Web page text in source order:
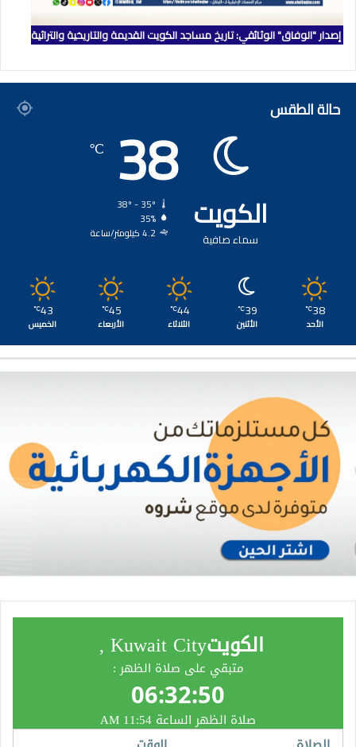
إصدار "الوفاق" الوثائقي: تاريخ مساجد الكويت القديمة والتاريخية والتراثية
حالة الطقس
الكويت
سماء صافية
38
℃
35%
4.2 كيلومتر/ساعة
38
℃
الأحد
39
℃
الأثنين
44
℃
الثلاثاء
45
℃
الأربعاء
43
℃
الخميس